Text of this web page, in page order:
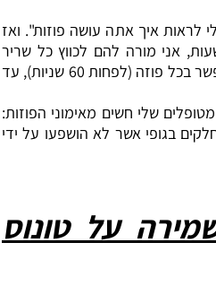
לראות איך אתה עושה פוזות". ואז
אני מורה להם לכווץ כל שריר
ושריר בגופם ולהחזיק כמה שאפשר בכל פוזה (לפחות 60 שניות), עד
שלי חשים מאימוני הפוזות:
בגופי אשר לא הושפעו על ידי
על טונוס